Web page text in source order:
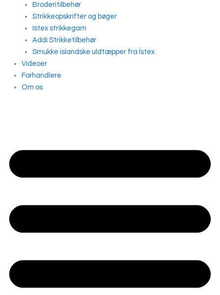
Broderitilbehør
Strikkeopskrifter og bøger
Istex strikkegarn
Addi Strikketilbehør
Smukke islandske uldtæpper fra Ístex
Videoer
Forhandlere
Om os